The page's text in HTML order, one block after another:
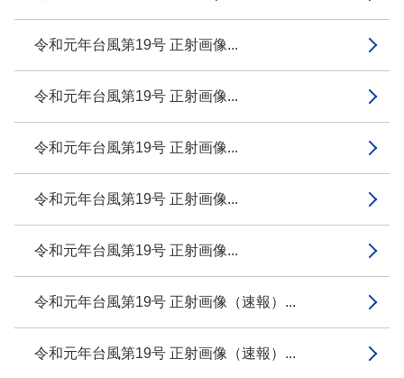
令和元年台風第19号 正射画像...
令和元年台風第19号 正射画像...
令和元年台風第19号 正射画像...
令和元年台風第19号 正射画像...
令和元年台風第19号 正射画像...
令和元年台風第19号 正射画像（速報）...
令和元年台風第19号 正射画像（速報）...